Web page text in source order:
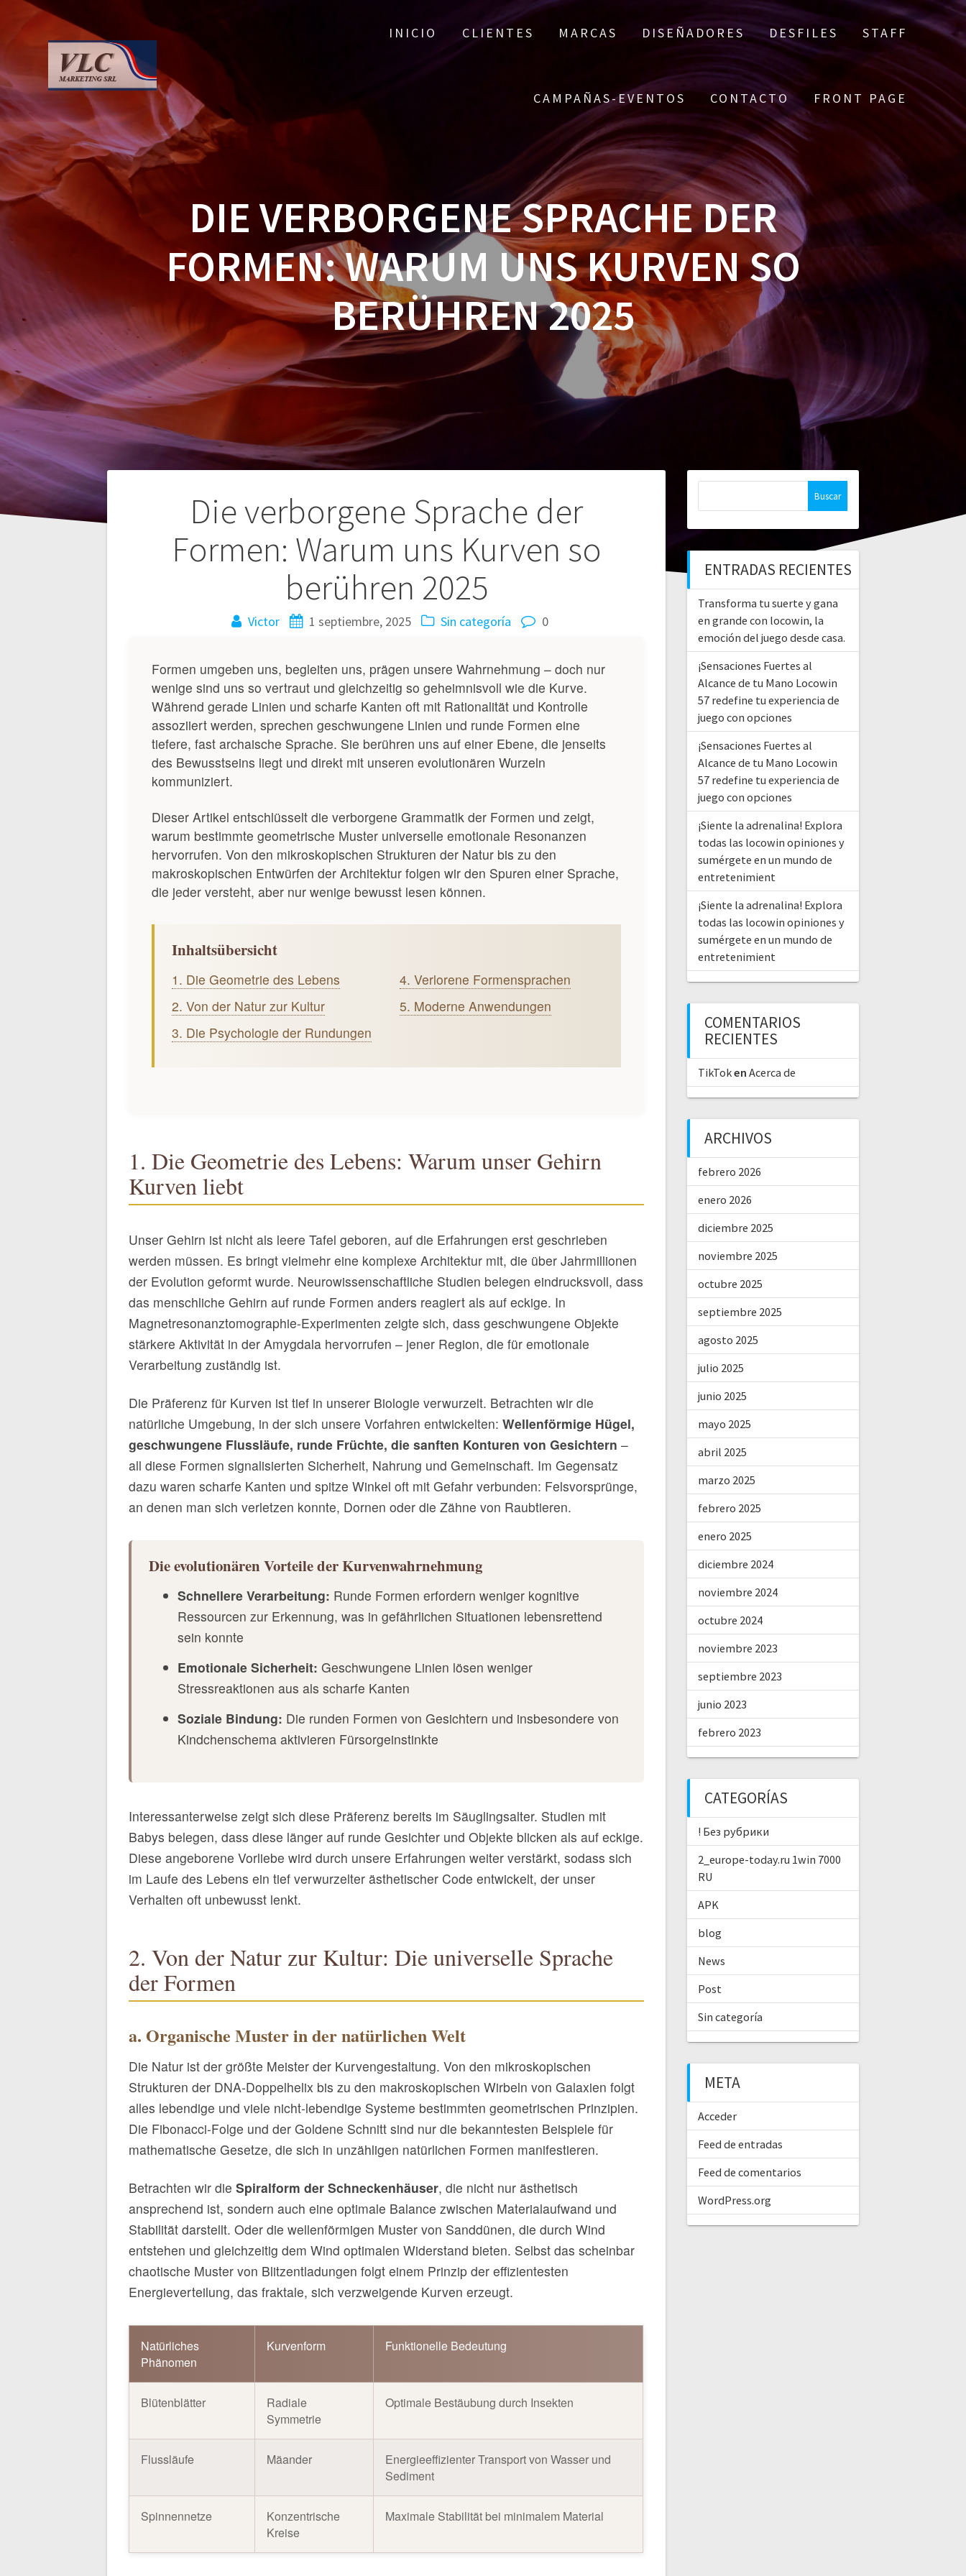
Saltar
contenido
INICIO CLIENTES MARCAS DISEÑADORES DESFILES STAFF
CAMPAÑAS-EVENTOS CONTACTO FRONT PAGE
DIE VERBORGENE SPRACHE DER
FORMEN: WARUM UNS KURVEN SO
BERÜHREN 2025
Die verborgene Sprache der
Formen: Warum uns Kurven so
berühren 2025
Victor 1 septiembre, 2025 Sin categoría 0
Formen umgeben uns, begleiten uns, prägen unsere Wahrnehmung – doch nur
wenige sind uns so vertraut und gleichzeitig so geheimnisvoll wie die Kurve.
Während gerade Linien und scharfe Kanten oft mit Rationalität und Kontrolle
assoziiert werden, sprechen geschwungene Linien und runde Formen eine
tiefere, fast archaische Sprache. Sie berühren uns auf einer Ebene, die jenseits
des Bewusstseins liegt und direkt mit unseren evolutionären Wurzeln
kommuniziert.
Dieser Artikel entschlüsselt die verborgene Grammatik der Formen und zeigt,
warum bestimmte geometrische Muster universelle emotionale Resonanzen
hervorrufen. Von den mikroskopischen Strukturen der Natur bis zu den
makroskopischen Entwürfen der Architektur folgen wir den Spuren einer Sprache,
die jeder versteht, aber nur wenige bewusst lesen können.
Inhaltsübersicht
1. Die Geometrie des Lebens
2. Von der Natur zur Kultur
3. Die Psychologie der Rundungen
4. Verlorene Formensprachen
5. Moderne Anwendungen
1. Die Geometrie des Lebens: Warum unser Gehirn
Kurven liebt
Unser Gehirn ist nicht als leere Tafel geboren, auf die Erfahrungen erst geschrieben
werden müssen. Es bringt vielmehr eine komplexe Architektur mit, die über Jahrmillionen
der Evolution geformt wurde. Neurowissenschaftliche Studien belegen eindrucksvoll, dass
das menschliche Gehirn auf runde Formen anders reagiert als auf eckige. In
Magnetresonanztomographie-Experimenten zeigte sich, dass geschwungene Objekte
stärkere Aktivität in der Amygdala hervorrufen – jener Region, die für emotionale
Verarbeitung zuständig ist.
Die Präferenz für Kurven ist tief in unserer Biologie verwurzelt. Betrachten wir die
natürliche Umgebung, in der sich unsere Vorfahren entwickelten:Wellenförmige Hügel,
geschwungene Flussläufe, runde Früchte, die sanften Konturen von Gesichtern –
all diese Formen signalisierten Sicherheit, Nahrung und Gemeinschaft. Im Gegensatz
dazu waren scharfe Kanten und spitze Winkel oft mit Gefahr verbunden: Felsvorsprünge,
an denen man sich verletzen konnte, Dornen oder die Zähne von Raubtieren.
Die evolutionären Vorteile der Kurvenwahrnehmung
Schnellere Verarbeitung: Runde Formen erfordern weniger kognitive
Ressourcen zur Erkennung, was in gefährlichen Situationen lebensrettend
sein konnte
Emotionale Sicherheit: Geschwungene Linien lösen weniger
Stressreaktionen aus als scharfe Kanten
Soziale Bindung: Die runden Formen von Gesichtern und insbesondere von
Kindchenschema aktivieren Fürsorgeinstinkte
Interessanterweise zeigt sich diese Präferenz bereits im Säuglingsalter. Studien mit
Babys belegen, dass diese länger auf runde Gesichter und Objekte blicken als auf eckige.
Diese angeborene Vorliebe wird durch unsere Erfahrungen weiter verstärkt, sodass sich
im Laufe des Lebens ein tief verwurzelter ästhetischer Code entwickelt, der unser
Verhalten oft unbewusst lenkt.
2. Von der Natur zur Kultur: Die universelle Sprache
der Formen
a. Organische Muster in der natürlichen Welt
Die Natur ist der größte Meister der Kurvengestaltung. Von den mikroskopischen
Strukturen der DNA-Doppelhelix bis zu den makroskopischen Wirbeln von Galaxien folgt
alles lebendige und viele nicht-lebendige Systeme bestimmten geometrischen Prinzipien.
Die Fibonacci-Folge und der Goldene Schnitt sind nur die bekanntesten Beispiele für
mathematische Gesetze, die sich in unzähligen natürlichen Formen manifestieren.
Betrachten wir dieSpiralform der Schneckenhäuser, die nicht nur ästhetisch
ansprechend ist, sondern auch eine optimale Balance zwischen Materialaufwand und
Stabilität darstellt. Oder die wellenförmigen Muster von Sanddünen, die durch Wind
entstehen und gleichzeitig dem Wind optimalen Widerstand bieten. Selbst das scheinbar
chaotische Muster von Blitzentladungen folgt einem Prinzip der effizientesten
Energieverteilung, das fraktale, sich verzweigende Kurven erzeugt.
Natürliches
Phänomen
Kurvenform Funktionelle Bedeutung
Blütenblätter
Radiale
Symmetrie
Optimale Bestäubung durch Insekten
Flussläufe Mäander
Energieeffizienter Transport von Wasser und
Sediment
Spinnennetze
Konzentrische
Kreise
Maximale Stabilität bei minimalem Material
Navegación
ENTRADAS RECIENTES
Transforma tu suerte y gana
en grande con locowin, la
emoción del juego desde casa.
¡Sensaciones Fuertes al
Alcance de tu Mano Locowin
57 redefine tu experiencia de
juego con opciones
¡Sensaciones Fuertes al
Alcance de tu Mano Locowin
57 redefine tu experiencia de
juego con opciones
¡Siente la adrenalina! Explora
todas las locowin opiniones y
sumérgete en un mundo de
entretenimient
¡Siente la adrenalina! Explora
todas las locowin opiniones y
sumérgete en un mundo de
entretenimient
COMENTARIOS
RECIENTES
TikToken Acerca de
ARCHIVOS
febrero 2026
enero 2026
diciembre 2025
noviembre 2025
octubre 2025
septiembre 2025
agosto 2025
julio 2025
junio 2025
mayo 2025
abril 2025
marzo 2025
febrero 2025
enero 2025
diciembre 2024
noviembre 2024
octubre 2024
noviembre 2023
septiembre 2023
junio 2023
febrero 2023
CATEGORÍAS
! Без рубрики
2_europe-today.ru 1win 7000
RU
APK
blog
News
Post
Sin categoría
META
Acceder
Feed de entradas
Feed de comentarios
WordPress.org